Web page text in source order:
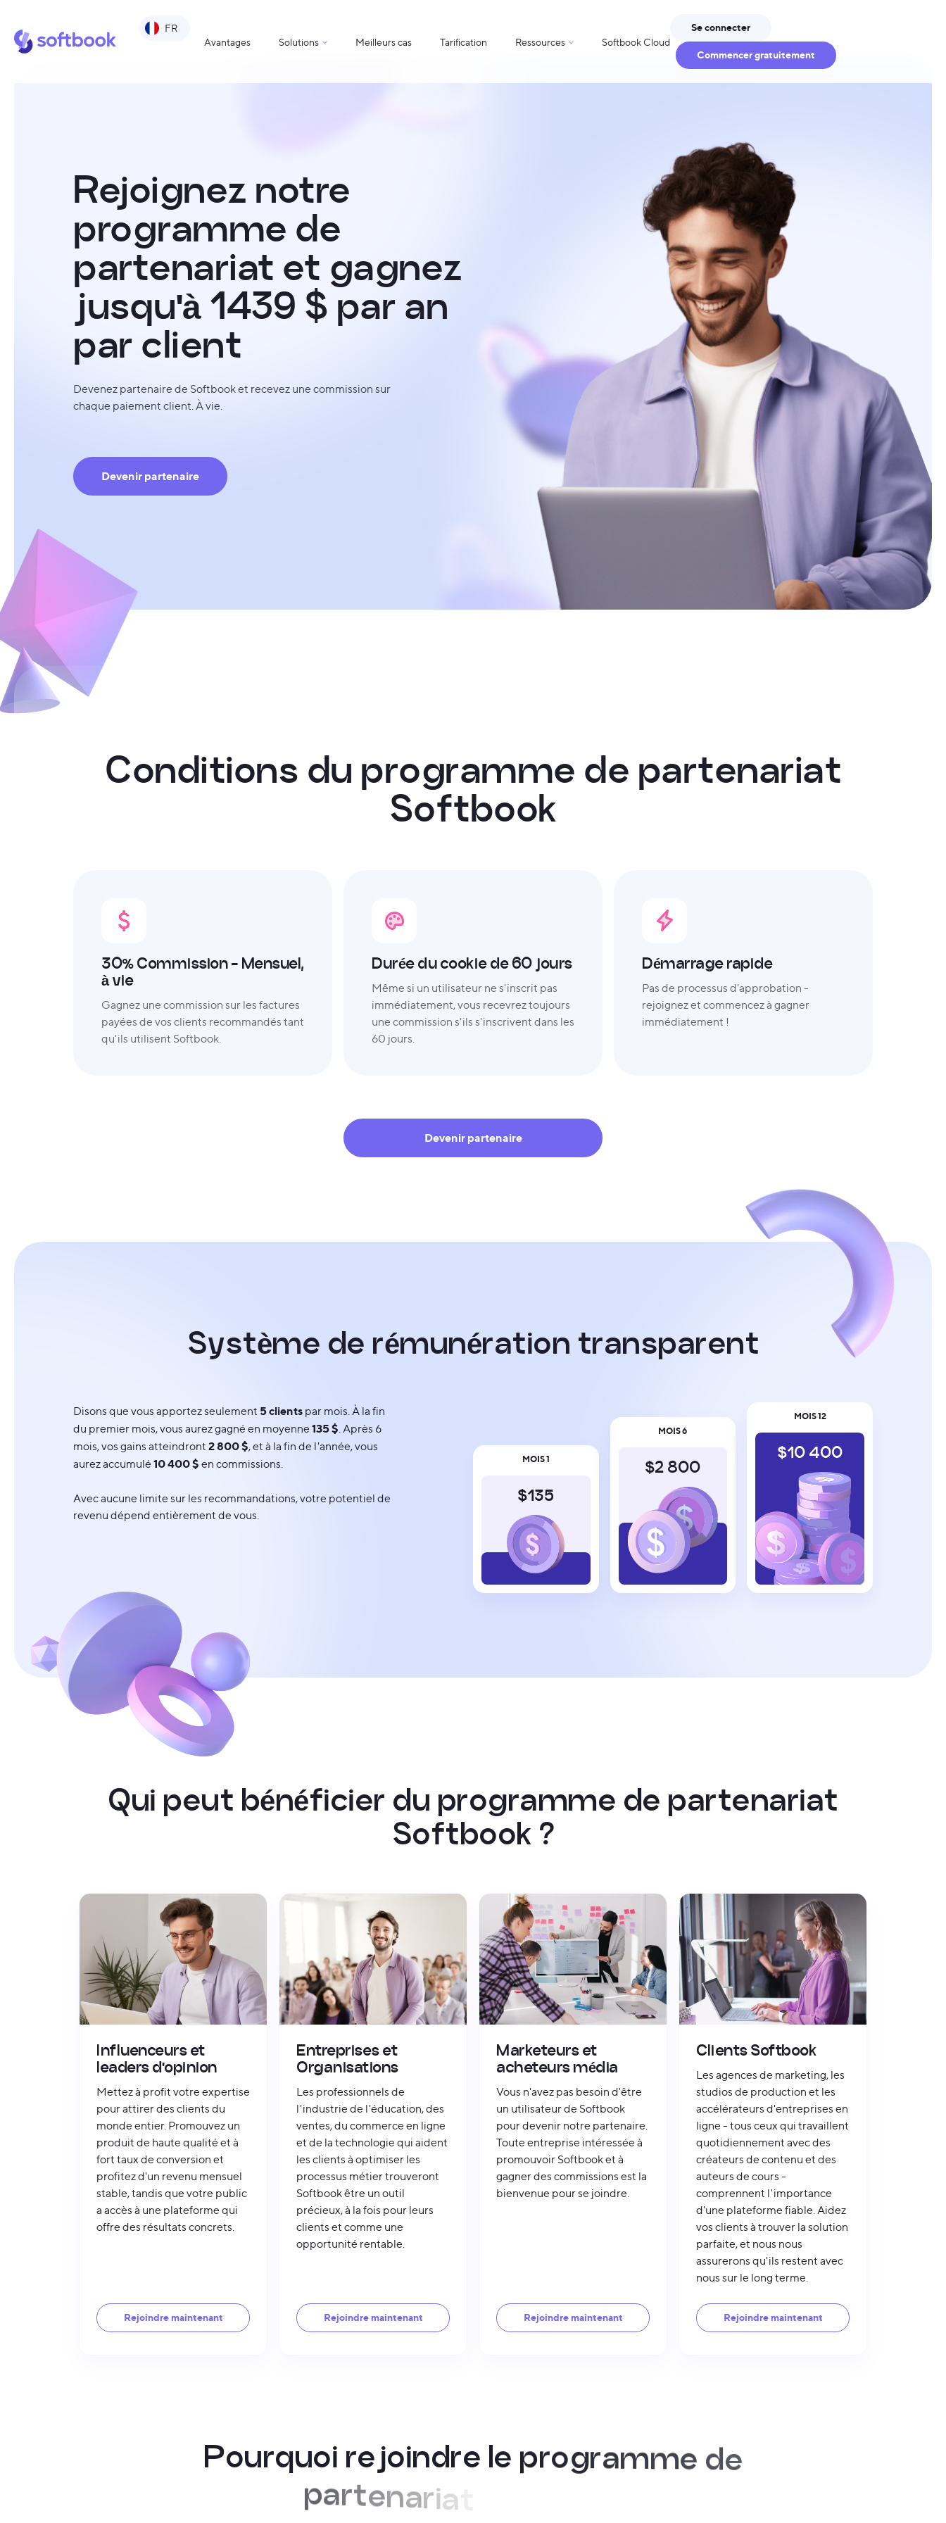
Avantages Solutions Meilleurs cas Tarification Ressources Softbook Cloud
FR Se connecter
Commencer gratuitement
Rejoignez notre
programme de
partenariat et gagnez
jusqu'à 1439 $ par an
par client
Devenez partenaire de Softbook et recevez une commission sur
chaque paiement client. À vie.
Devenir partenaire
Conditions du programme de partenariat
Softbook
30% Commission - Mensuel,
à vie
Gagnez une commission sur les factures
payées de vos clients recommandés tant
qu'ils utilisent Softbook.
Durée du cookie de 60 jours
Même si un utilisateur ne s'inscrit pas
immédiatement, vous recevrez toujours
une commission s'ils s'inscrivent dans les
60 jours.
Démarrage rapide
Pas de processus d'approbation -
rejoignez et commencez à gagner
immédiatement !
Devenir partenaire
Système de rémunération transparent
Disons que vous apportez seulement 5 clients par mois. À la fin
du premier mois, vous aurez gagné en moyenne 135 $. Après 6
mois, vos gains atteindront 2 800 $, et à la fin de l'année, vous
aurez accumulé 10 400 $ en commissions.
Avec aucune limite sur les recommandations, votre potentiel de
revenu dépend entièrement de vous.
MOIS 1
$135
MOIS 6
$2 800
MOIS 12
$10 400
Qui peut bénéficier du programme de partenariat
Softbook ?
Influenceurs et
leaders d'opinion
Mettez à profit votre expertise
pour attirer des clients du
monde entier. Promouvez un
produit de haute qualité et à
fort taux de conversion et
profitez d'un revenu mensuel
stable, tandis que votre public
a accès à une plateforme qui
offre des résultats concrets.
Rejoindre maintenant
Entreprises et
Organisations
Les professionnels de
l'industrie de l'éducation, des
ventes, du commerce en ligne
et de la technologie qui aident
les clients à optimiser les
processus métier trouveront
Softbook être un outil
précieux, à la fois pour leurs
clients et comme une
opportunité rentable.
Rejoindre maintenant
Marketeurs et
acheteurs média
Vous n'avez pas besoin d'être
un utilisateur de Softbook
pour devenir notre partenaire.
Toute entreprise intéressée à
promouvoir Softbook et à
gagner des commissions est la
bienvenue pour se joindre.
Rejoindre maintenant
Clients Softbook
Les agences de marketing, les
studios de production et les
accélérateurs d'entreprises en
ligne - tous ceux qui travaillent
quotidiennement avec des
créateurs de contenu et des
auteurs de cours -
comprennent l'importance
d'une plateforme fiable. Aidez
vos clients à trouver la solution
parfaite, et nous nous
assurerons qu'ils restent avec
nous sur le long terme.
Rejoindre maintenant
Pourquoi re joindre le programme de
partenaria